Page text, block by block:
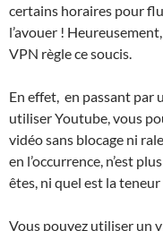
certains horaires pour
l’avouer !
VPN règle ce soucis.
En effet, en passant par
utiliser Youtube, vous
vidéo sans blocage ni
en l’occurrence, n’est
êtes, ni quel est la
Vous pouvez utiliser un